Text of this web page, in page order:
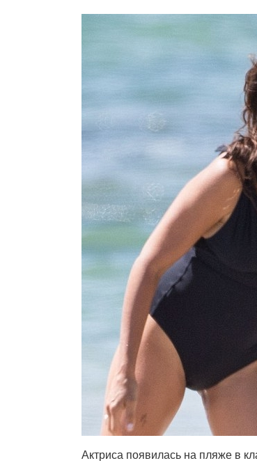
Актриса появилась на пляже в